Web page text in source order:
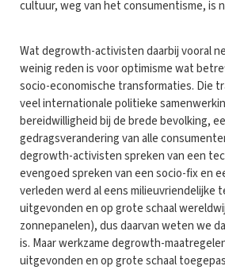
cultuur, weg van het consumentisme, is
Wat degrowth-activisten daarbij vooral
weinig reden is voor optimisme wat
socio-economische transformaties. Die
veel internationale politieke
bereidwilligheid bij de brede bevolking,
gedragsverandering van alle
degrowth-activisten spreken van een
evengoed spreken van een socio-fix en
verleden werd al eens milieuvriendelijke
uitgevonden en op grote schaal
zonnepanelen), dus daarvan weten we
is. Maar werkzame degrowth-
uitgevonden en op grote schaal